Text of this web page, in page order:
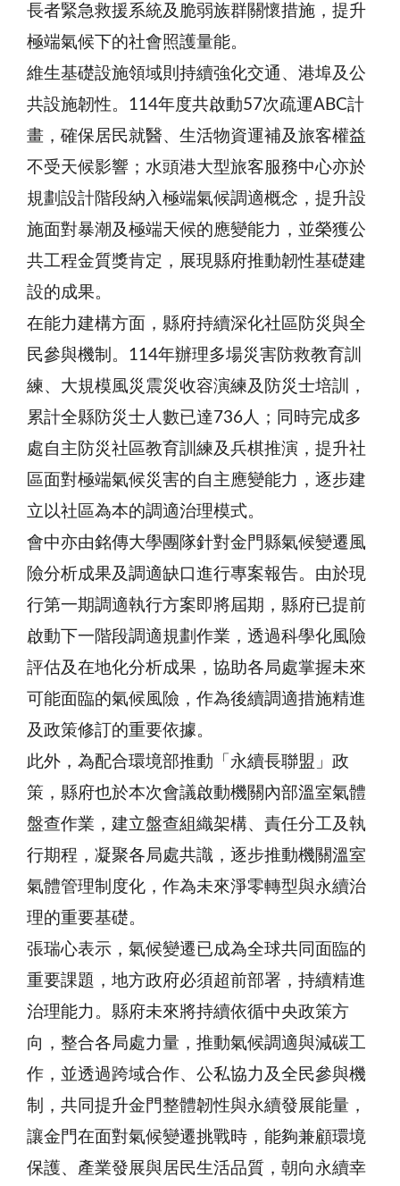
長者緊急救援系統及脆弱族群關懷措施，提升
極端氣候下的社會照護量能。
維生基礎設施領域則持續強化交通、港埠及公
共設施韌性。114年度共啟動57次疏運ABC計
畫，確保居民就醫、生活物資運補及旅客權益
不受天候影響；水頭港大型旅客服務中心亦於
規劃設計階段納入極端氣候調適概念，提升設
施面對暴潮及極端天候的應變能力，並榮獲公
共工程金質獎肯定，展現縣府推動韌性基礎建
設的成果。
在能力建構方面，縣府持續深化社區防災與全
民參與機制。114年辦理多場災害防救教育訓
練、大規模風災震災收容演練及防災士培訓，
累計全縣防災士人數已達736人；同時完成多
處自主防災社區教育訓練及兵棋推演，提升社
區面對極端氣候災害的自主應變能力，逐步建
立以社區為本的調適治理模式。
會中亦由銘傳大學團隊針對金門縣氣候變遷風
險分析成果及調適缺口進行專案報告。由於現
行第一期調適執行方案即將屆期，縣府已提前
啟動下一階段調適規劃作業，透過科學化風險
評估及在地化分析成果，協助各局處掌握未來
可能面臨的氣候風險，作為後續調適措施精進
及政策修訂的重要依據。
此外，為配合環境部推動「永續長聯盟」政
策，縣府也於本次會議啟動機關內部溫室氣體
盤查作業，建立盤查組織架構、責任分工及執
行期程，凝聚各局處共識，逐步推動機關溫室
氣體管理制度化，作為未來淨零轉型與永續治
理的重要基礎。
張瑞心表示，氣候變遷已成為全球共同面臨的
重要課題，地方政府必須超前部署，持續精進
治理能力。縣府未來將持續依循中央政策方
向，整合各局處力量，推動氣候調適與減碳工
作，並透過跨域合作、公私協力及全民參與機
制，共同提升金門整體韌性與永續發展能量，
讓金門在面對氣候變遷挑戰時，能夠兼顧環境
保護、產業發展與居民生活品質，朝向永續幸